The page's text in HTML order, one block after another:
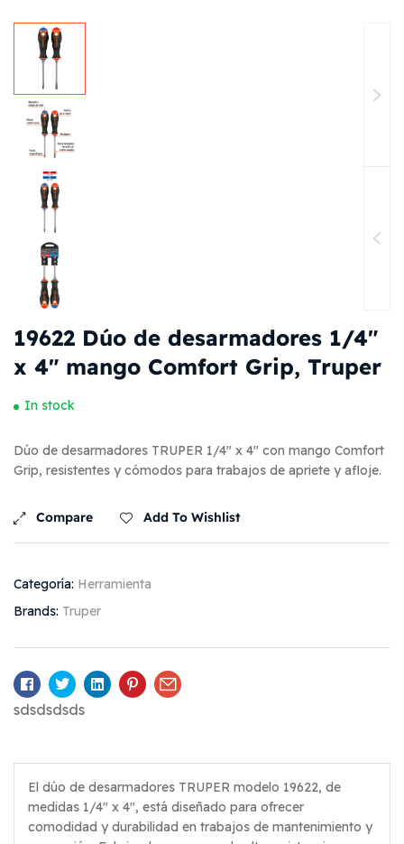
19622 Dúo de desarmadores 1/4″
x 4″ mango Comfort Grip, Truper
In stock
Dúo de desarmadores TRUPER 1/4″ x 4″ con mango Comfort
Grip, resistentes y cómodos para trabajos de apriete y afloje.
Compare Add To Wishlist
Categoría: Herramienta
Brands: Truper
Facebook
TwitterLinkedinPinterestEmail
sdsdsdsds
El dúo de desarmadores TRUPER modelo 19622, de
medidas 1/4″ x 4″, está diseñado para ofrecer
comodidad y durabilidad en trabajos de mantenimiento y